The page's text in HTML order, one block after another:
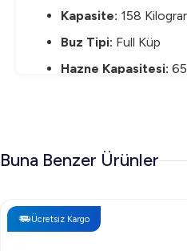
Kapasite: 158
Buz Tipi: Full Küp
Hazne Kapasitesi:
Ürün Ölçüleri:
Öztiryakiler OKB158
Öztiryakiler OKB158
Buna Benzer Ürünler
Ücretsiz Kargo